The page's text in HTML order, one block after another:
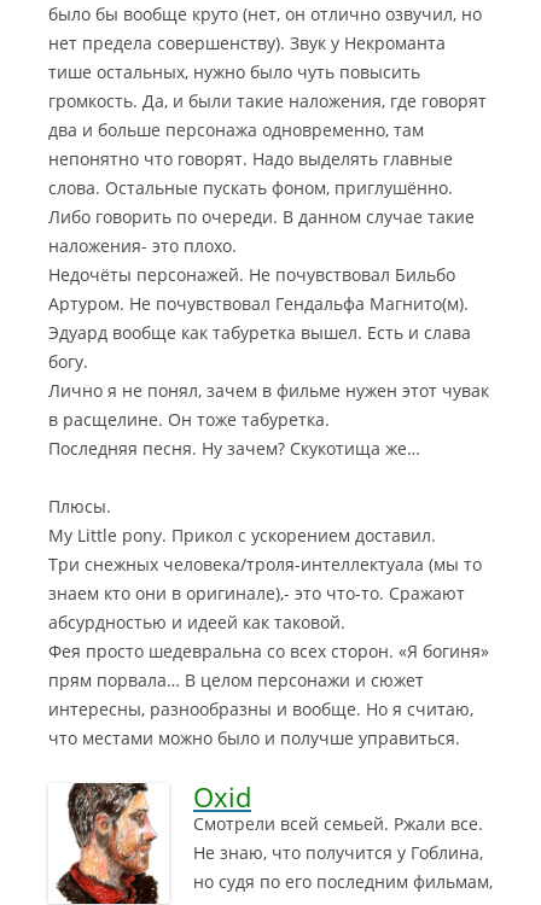
было бы вообще круто (нет, он отлично озвучил, но
нет предела совершенству). Звук у Некроманта
тише остальных, нужно было чуть повысить
громкость. Да, и были такие наложения, где говорят
два и больше персонажа одновременно, там
непонятно что говорят. Надо выделять главные
слова. Остальные пускать фоном, приглушённо.
Либо говорить по очереди. В данном случае такие
наложения- это плохо.
Недочёты персонажей. Не почувствовал Бильбо
Артуром. Не почувствовал Гендальфа Магнито(м).
Эдуард вообще как табуретка вышел. Есть и слава
богу.
Лично я не понял, зачем в фильме нужен этот чувак
в расщелине. Он тоже табуретка.
Последняя песня. Ну зачем? Скукотища же…
Плюсы.
My Little pony. Прикол с ускорением доставил.
Три снежных человека/троля-интеллектуала (мы то
знаем кто они в оригинале),- это что-то. Сражают
абсурдностью и идеей как таковой.
Фея просто шедевральна со всех сторон. «Я богиня»
прям порвала… В целом персонажи и сюжет
интересны, разнообразны и вообще. Но я считаю,
что местами можно было и получше управиться.
Oxid
Смотрели всей семьей. Ржали все.
Не знаю, что получится у Гоблина,
но судя по его последним фильмам,